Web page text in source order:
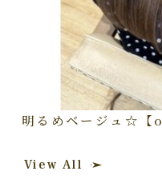
明るめベージュ☆【
View All